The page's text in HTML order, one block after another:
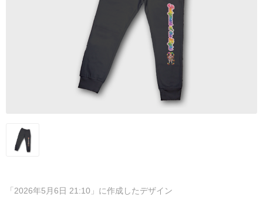
「2026年5月6日 21:10」に作成したデザイン